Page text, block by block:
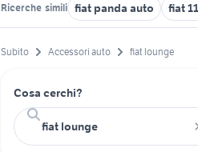
Ricerche simili fiat panda auto fiat
Subito Accessori auto fiat lounge
Cosa cerchi?